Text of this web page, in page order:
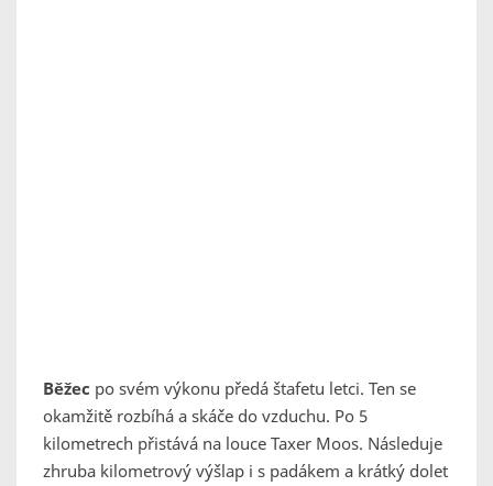
Běžec po svém výkonu předá štafetu letci. Ten se
okamžitě rozbíhá a skáče do vzduchu. Po 5
kilometrech přistává na louce Taxer Moos. Následuje
zhruba kilometrový výšlap i s padákem a krátký dolet